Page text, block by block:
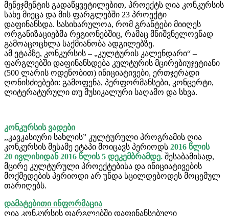
მენეჯმენტის გადაწყვეტილებით, პროექტს ღია კონკურსის
სახე მიეცა და მის ფარგლებში 23 პროექტი
დაფინანსდა. სასიხარულოა, რომ გრანტები მიიღეს
ორგანიზაციებმა რეგიონებშიც, რამაც მნიშვნელოვნად
გამოაცოცხლა საქმიანობა ადგილებზე.
ამ ეტაპზე, კონკურსის – „კულტურის კალენდარი“ –
ფარგლებში დაფინანსდება კულტურის მცირებიუჯეტიანი
(500 ლარის ოდენობით) ინიციატივები, ერთჯერადი
ღონისძიებები: გამოფენა, პერფორმანსები, კონცერტი,
ლიტერატურული თუ მუსიკალური საღამო და სხვა.
კონკურსის ვადები
,,კავკასიური სახლის” კულტურული პროგრამის ღია
კონკურსის მესამე ეტაპი მოიცავს პერიოდს 2016 წლის
20 ივლისიდან 2016 წლის 5 დეკემბრამდე. შესაბამისად,
მცირე კულტურული პროექტებისა და ინიციატივების
მოქმედების პერიოდი არ უნდა სცილდებოდეს მოცემულ
თარიღებს.
დამატებითი ინფორმაცია
ღია კონკურსის ფარგლებში დაფინანსებული